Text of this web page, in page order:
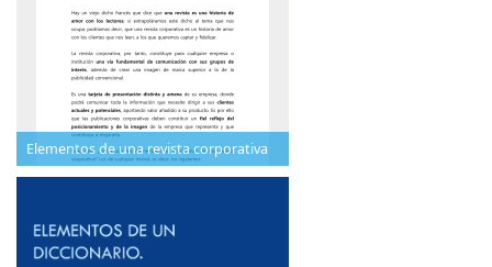
Elementos de una revista corporativa